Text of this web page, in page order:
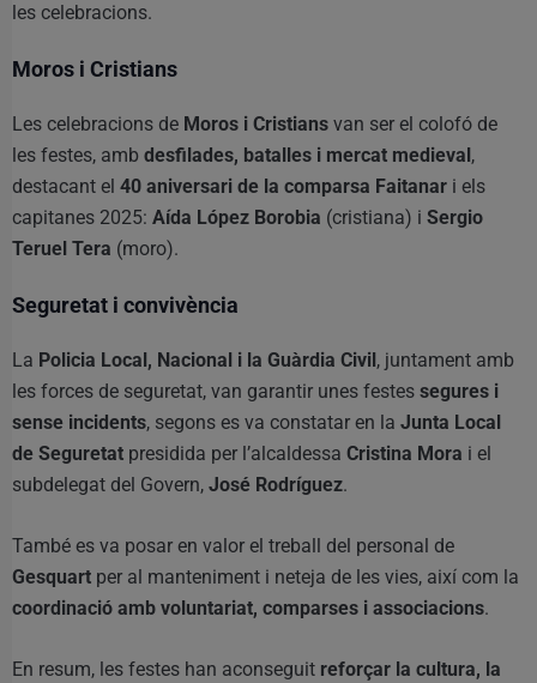
les celebracions.
Moros i Cristians
Les celebracions de Moros i Cristians van ser el colofó de
les festes, amb desfilades, batalles i mercat medieval ,
destacant el 40 aniversari de la comparsa Faitanar i els
capitanes 2025: Aída López Borobia (cristiana) i Sergio
Teruel Tera (moro).
Seguretat i convivència
La Policia Local, Nacional i la Guàrdia Civil , juntament amb
les forces de seguretat, van garantir unes festes segures i
sense incidents, segons es va constatar en la Junta Local
de Seguretat presidida per l’alcaldessa Cristina Mora i el
subdelegat del Govern, José Rodríguez.
També es va posar en valor el treball del personal de
Gesquart per al manteniment i neteja de les vies, així com la
coordinació amb voluntariat, comparses i associacions.
En resum, les festes han aconseguit reforçar la cultura, la